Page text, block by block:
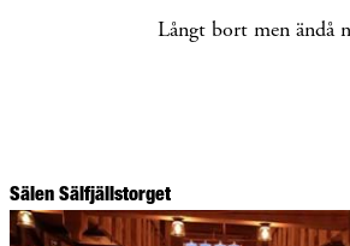
Långt bort men ändå
Sälen Sälfjällstorget